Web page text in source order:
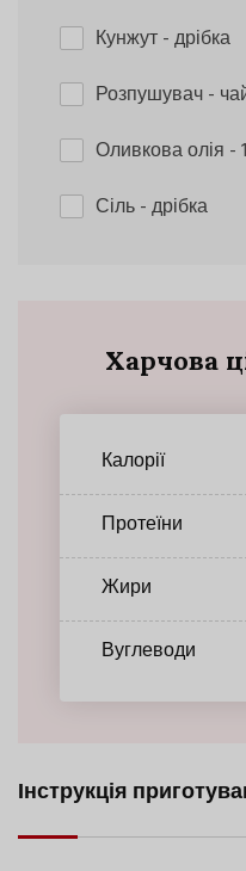
Кунжут- дрібка
Розпушувач-
Оливкова олія -
Сіль- дрібка
Харчова
Калорії
Протеїни
Жири
Вуглеводи
Інструкція